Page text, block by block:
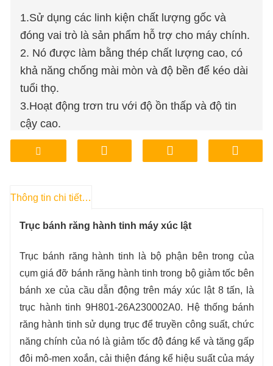
1.Sử dụng các linh kiện chất lượng gốc và
đóng vai trò là sản phẩm hỗ trợ cho máy chính.
2. Nó được làm bằng thép chất lượng cao, có
khả năng chống mài mòn và độ bền để kéo dài
tuổi thọ.
3.Hoạt động trơn tru với độ ồn thấp và độ tin
cậy cao.
4. Trục hành tinh được cung cấp bởi cửa hàng
trực tiếp tại nhà máy và hỗ trợ xử lý tùy chỉnh.
lượng.
giao hàng và vận chuyển thuận tiện, nhanh
Thông tin chi tiết sản phẩm
Trục bánh răng hành tinh máy xúc lật
Trục bánh răng hành tinh là bộ phận bên trong của
cụm giá đỡ bánh răng hành tinh trong bộ giảm tốc bên
bánh xe của cầu dẫn động trên máy xúc lật 8 tấn, là
trục hành tinh 9H801-26A230002A0. Hệ thống bánh
răng hành tinh sử dụng trục để truyền công suất, chức
năng chính của nó là giảm tốc độ đáng kể và tăng gấp
đôi mô-men xoắn, cải thiện đáng kể hiệu suất của máy